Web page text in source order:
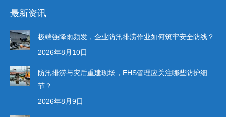
最新资讯
极端强降雨频发，企业防汛排涝作业如何筑牢安全防线？
2026年8月10日
防汛排涝与灾后重建现场，EHS管理应关注哪些防护细
节？
2026年8月9日